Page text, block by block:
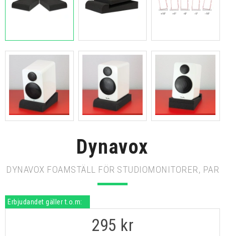
Dynavox
DYNAVOX FOAMSTÄLL FÖR STUDIOMONITORER, PAR
Erbjudandet gäller t.o.m:
295 kr